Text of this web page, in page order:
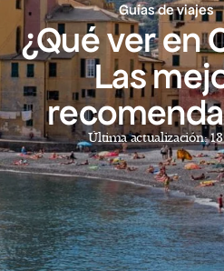
Guías de viajes
¿Qué ver en
Las
Última actualización: